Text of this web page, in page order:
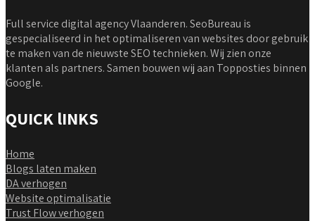
Full service digital agency Vlaanderen. SeoBureau is
gespecialiseerd in het optimaliseren van websites door gebruik
te maken van de nieuwste SEO technieken. Wij zien onze
klanten als partners. Samen bouwen wij aan Topposties binnen
Google.
QUICK lINKS
Home
Blogs laten maken
DA verhogen
Website optimalisatie
Trust Flow verhogen